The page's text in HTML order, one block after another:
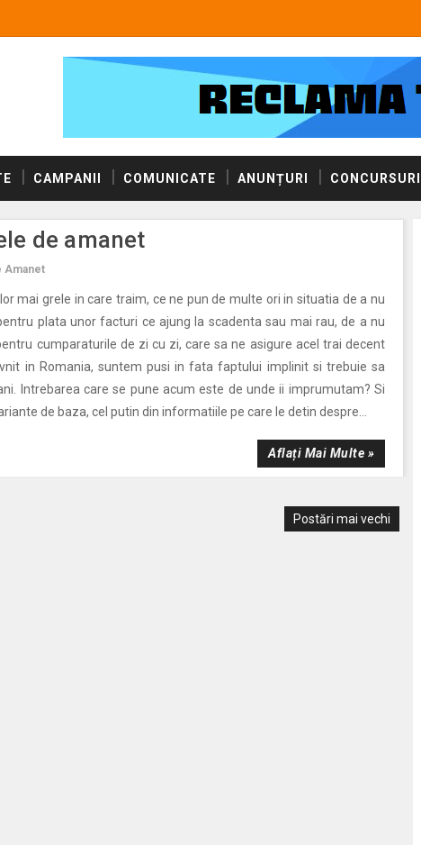
CAMPANII COMUNICATE ANUNȚURI CONCURSURI
de amanet
Amanet
mai grele in care traim, ce ne pun de multe ori in situatia de a nu
plata unor facturi ce ajung la scadenta sau mai rau, de a nu
cumparaturile de zi cu zi, care sa ne asigure acel trai decent
in Romania, suntem pusi in fata faptului implinit si trebuie sa
Intrebarea care se pune acum este de unde ii imprumutam? Si
de baza, cel putin din informatiile pe care le detin despre...
Aflați Mai Multe »
Postări mai vechi